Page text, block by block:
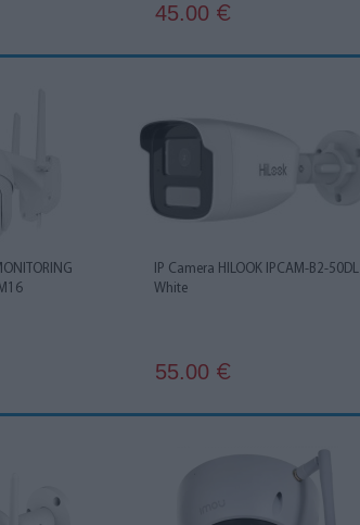
45.00 €
IP Camera HILOOK IPCAM-B2-50DL
White
55.00 €